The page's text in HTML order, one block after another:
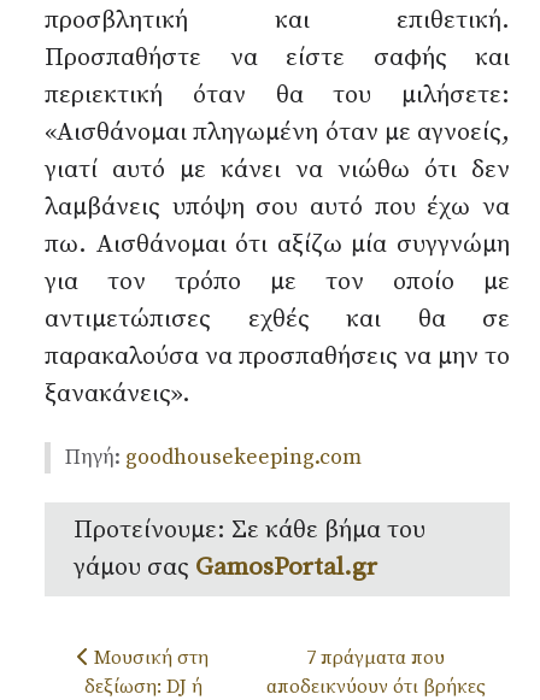
προσβλητική και επιθετική.
Προσπαθήστε να είστε σαφής και
περιεκτική όταν θα του μιλήσετε:
«Αισθάνομαι πληγωμένη όταν με αγνοείς,
γιατί αυτό με κάνει να νιώθω ότι δεν
λαμβάνεις υπόψη σου αυτό που έχω να
πω. Αισθάνομαι ότι αξίζω μία συγγνώμη
για τον τρόπο με τον οποίο με
αντιμετώπισες εχθές και θα σε
παρακαλούσα να προσπαθήσεις να μην το
ξανακάνεις».
Πηγή: goodhousekeeping.com
Προτείνουμε: Σε κάθε βήμα του
γάμου σας GamosPortal.gr
Προηγούμενο άρθρο: Μουσική στη δεξίωση: DJ ή
Μουσική στη
δεξίωση: DJ ή
Επόμενο άρθρο: 7
7 πράγματα που
αποδεικνύουν ότι βρήκες